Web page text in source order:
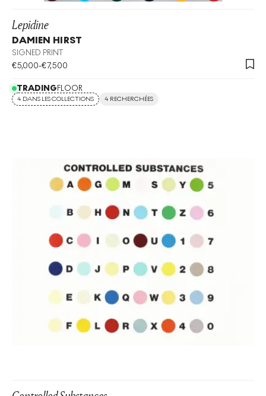
Lepidine
DAMIEN HIRST
SIGNED PRINT
€5,000-€7,500
TRADINGFLOOR
4 DANS LES COLLECTIONS 4 RECHERCHÉES